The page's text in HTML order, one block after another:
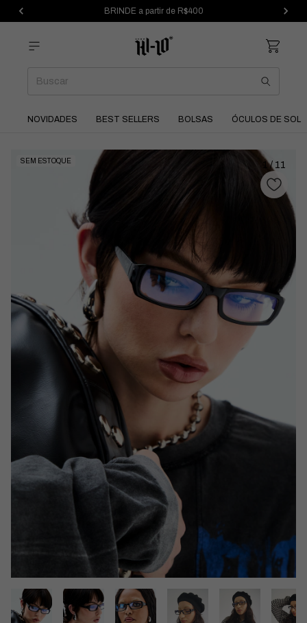
BRINDE a partir de R$400
NOVIDADES BEST SELLERS BOLSAS ÓCULOS DE SOL
SEM ESTOQUE 1/ 11